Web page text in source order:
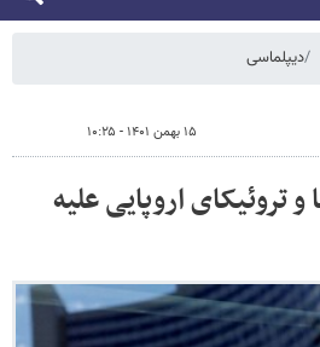
دیپلماسی
۱۵ بهمن ۱۴۰۱ - ۱۰:۲۵
تروئیکای اروپایی علیه